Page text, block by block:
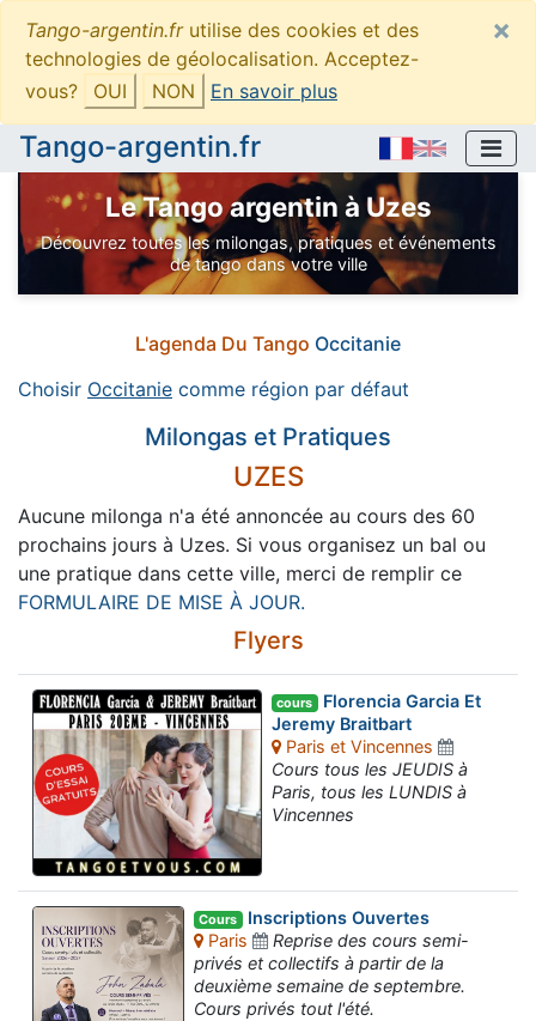
Tango-argentin.frutilise des cookies et des
technologies de géolocalisation. Acceptez-
vous?
OUI NON En savoir plus
×
Tango-argentin.fr
Le Tango argentin à Uzes
Découvrez toutes les milongas, pratiques et événements
de tango dans votre ville
L'agenda Du Tango Occitanie
Choisir Occitanie comme région par défaut
Milongas et Pratiques
UZES
Aucune milonga n'a été annoncée au cours des 60
prochains jours à Uzes. Si vous organisez un bal ou
une pratique dans cette ville, merci de remplir ce
FORMULAIRE DE MISE À JOUR.
Flyers
cours Florencia Garcia Et
Jeremy Braitbart
Paris et Vincennes
Cours tous les JEUDIS à
Paris, tous les LUNDIS à
Vincennes
Cours Inscriptions Ouvertes
Paris
Reprise des cours semi-
privés et collectifs à partir de la
deuxième semaine de septembre.
Cours privés tout l'été.